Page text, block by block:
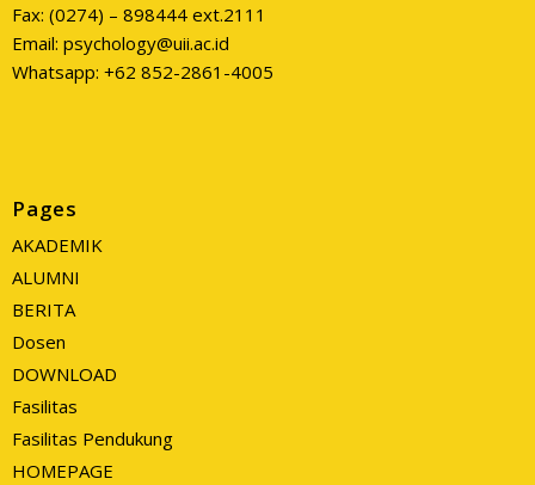
Fax: (0274) – 898444 ext.2111
Email: psychology@uii.ac.id
Whatsapp: +62 852-2861-4005
Pages
AKADEMIK
ALUMNI
BERITA
Dosen
DOWNLOAD
Fasilitas
Fasilitas Pendukung
HOMEPAGE